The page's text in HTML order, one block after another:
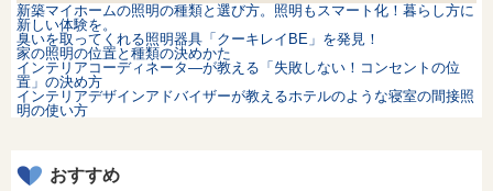
新築マイホームの照明の種類と選び方。照明もスマート化！暮らし方に
新しい体験を。
臭いを取ってくれる照明器具「クーキレイBE」を発見！
家の照明の位置と種類の決めかた
インテリアコーディネータ―が教える「失敗しない！コンセントの位
置」の決め方
インテリアデザインアドバイザーが教えるホテルのような寝室の間接照
明の使い方
おすすめ